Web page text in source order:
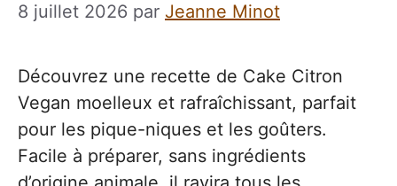
8 juillet 2026 par Jeanne Minot
Découvrez une recette de Cake Citron
Vegan moelleux et rafraîchissant, parfait
pour les pique-niques et les goûters.
Facile à préparer, sans ingrédients